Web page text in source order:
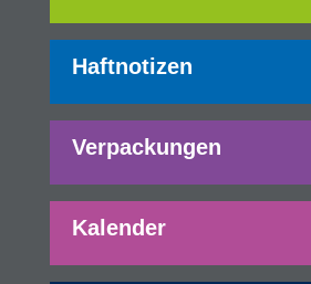
Haftnotizen
Verpackungen
Kalender